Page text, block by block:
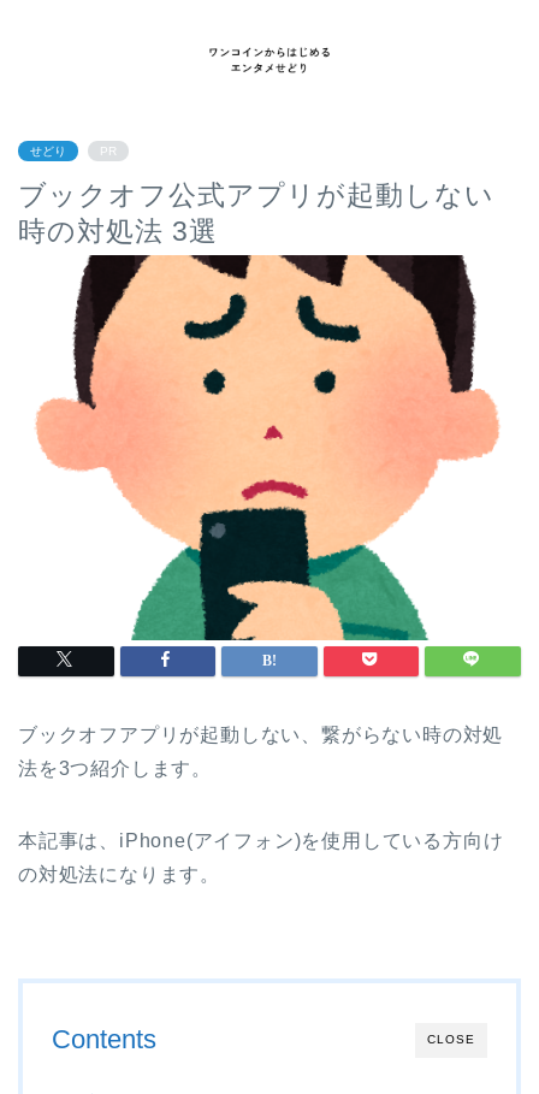
せどり PR
ブックオフ公式アプリが起動しない
時の対処法 3選
ブックオフアプリが起動しない、繋がらない時の対処
法を3つ紹介します。
本記事は、iPhone(アイフォン)を使用している方向け
の対処法になります。
CLOSE
Contents